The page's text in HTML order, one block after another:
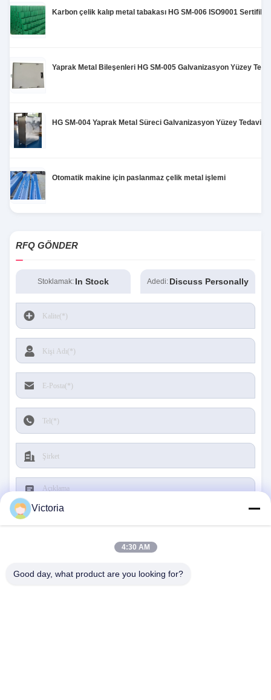
during long sessions. Highly r
Karbon çelik kalıp metal tabakası HG SM-006 ISO9001
Yaprak Metal Bileşenleri HG SM-005 Galvanizasyon Yüzey
HG SM-004 Yaprak Metal Süreci Galvanizasyon Yüzey
Otomatik makine için paslanmaz çelik metal işlemi
RFQ GÖNDER
Stoklamak: In Stock Adedi: Discuss Personally
Victoria
4:30 AM
Good day, what product are you looking for?